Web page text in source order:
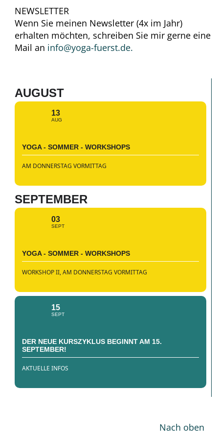
NEWSLETTER
Wenn Sie meinen Newsletter (4x im Jahr)
erhalten möchten, schreiben Sie mir gerne eine
Mail an info@yoga-fuerst.de.
AUGUST
13
AUG
YOGA - SOMMER - WORKSHOPS
AM DONNERSTAG VORMITTAG
SEPTEMBER
03
SEPT
YOGA - SOMMER - WORKSHOPS
WORKSHOP II, AM DONNERSTAG VORMITTAG
15
SEPT
DER NEUE KURSZYKLUS BEGINNT AM 15.
SEPTEMBER!
AKTUELLE INFOS
Nach oben